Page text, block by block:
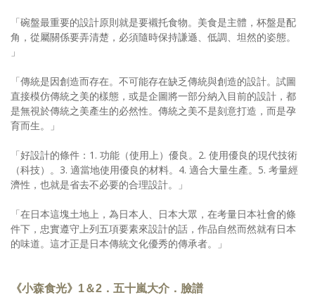
「碗盤最重要的設計原則就是要襯托食物。美食是主體，杯盤是配
角，從屬關係要弄清楚，必須隨時保持謙遜、低調、坦然的姿態。
」
「傳統是因創造而存在。不可能存在缺乏傳統與創造的設計。試圖
直接模仿傳統之美的樣態，或是企圖將一部分納入目前的設計，都
是無視於傳統之美產生的必然性。傳統之美不是刻意打造，而是孕
育而生。」
「好設計的條件：1. 功能（使用上）優良。2. 使用優良的現代技術
（科技）。3. 適當地使用優良的材料。4. 適合大量生產。5. 考量經
濟性，也就是省去不必要的合理設計。」
「在日本這塊土地上，為日本人、日本大眾，在考量日本社會的條
件下，忠實遵守上列五項要素來設計的話，作品自然而然就有日本
的味道。這才正是日本傳統文化優秀的傳承者。」
《小森食光》1＆2．五十嵐大介．臉譜